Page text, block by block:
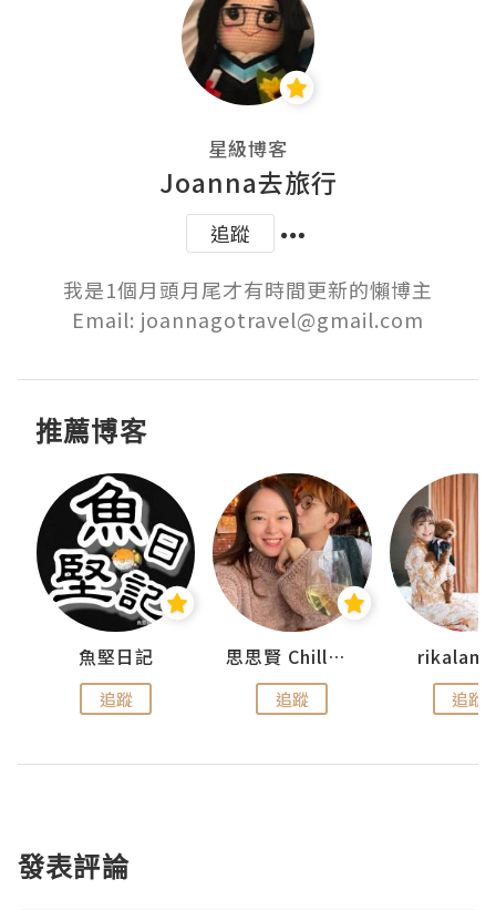
星級博客
Joanna去旅行
追蹤
我是1個月頭月尾才有時間更新的懶博主
Email: joannagotravel@gmail.com
推薦博客
魚堅日記
追蹤
思思賢 ChillMyBabe
追蹤 追蹤
發表評論